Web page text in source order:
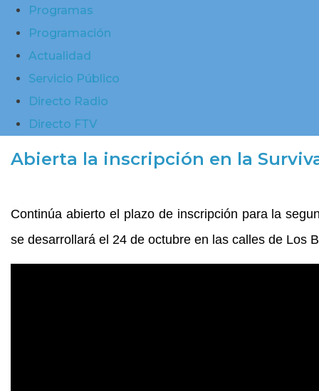
Programas
Programación
Actualidad
Servicio Público
Directo Radio
Directo FTV
Abierta la inscripción en la
Continúa abierto el plazo de inscripción para la
se desarrollará el 24 de octubre en las calles de Los